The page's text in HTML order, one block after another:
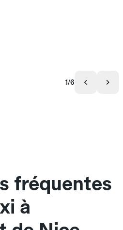
1/6
fréquentes
à